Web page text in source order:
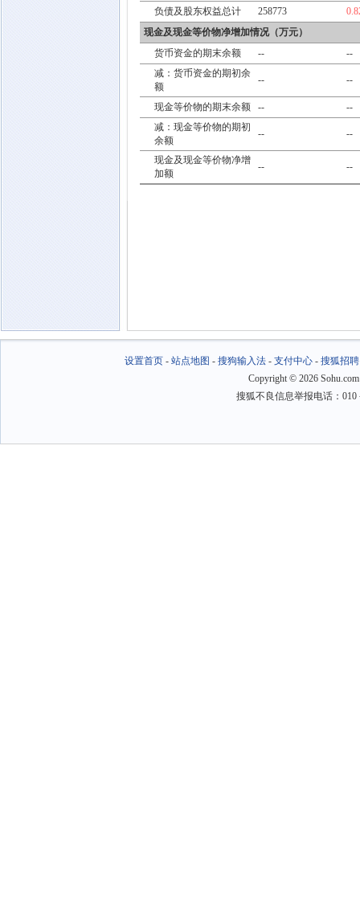
负债及股东权益总计
258773
现金及现金等价物净增加情况（万元）
货币资金的期末余额
--
--
减：货币资金的期初余
额
-- --
现金等价物的期末余额 --
--
减：现金等价物的期初
余额
-- --
现金及现金等价物净增
加额
-- --
设置首页- 站点地图 - 搜狗输入法- 支付中心- 搜狐招聘
Copyright © 2026
搜狐不良信息举报电话：010